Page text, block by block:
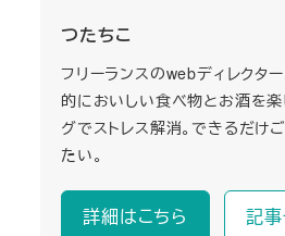
つたちこ
フリーランスのwebディレクタ
的においしい食べ物とお酒を楽
グでストレス解消。できるだけ
たい。
詳細はこちら 記